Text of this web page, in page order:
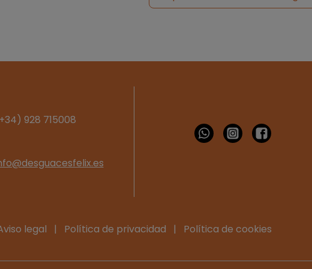
928 715008
legal | Política de privacidad | Política de cookies